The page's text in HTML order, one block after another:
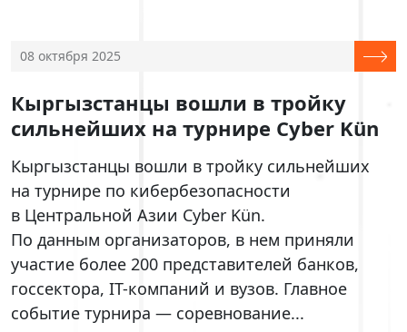
08 октября 2025
Кыргызстанцы вошли в тройку
сильнейших на турнире Cyber Kün
Кыргызстанцы вошли в тройку сильнейших
на турнире по кибербезопасности
в Центральной Азии Cyber Kün.
По данным организаторов, в нем приняли
участие более 200 представителей банков,
госсектора, IT-компаний и вузов. Главное
событие турнира — соревнование...